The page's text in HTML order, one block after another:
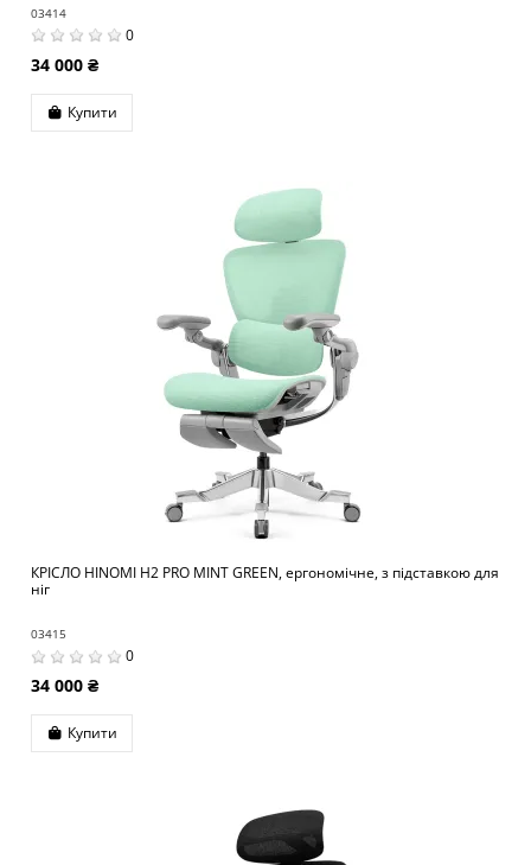
03414
0
34 000 ₴
Купити
КРІСЛО HINOMI H2 PRO MINT GREEN, ергономічне, з підставкою для
ніг
03415
0
34 000 ₴
Купити